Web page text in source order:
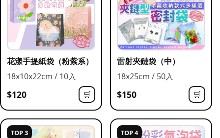
花漾手提紙袋（粉紫系）
18x10x22cm / 10入
$120 🛒
雷射夾鏈袋（中）
18x25cm / 50入
$150 🛒
TOP 3 TOP 4